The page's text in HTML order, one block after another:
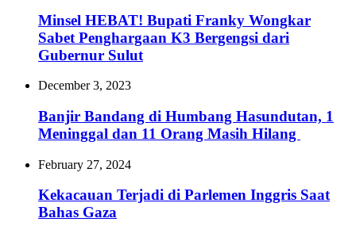
Minsel HEBAT! Bupati Franky Wongkar
Sabet Penghargaan K3 Bergengsi dari
Gubernur Sulut
December 3, 2023
Banjir Bandang di Humbang Hasundutan, 1
Meninggal dan 11 Orang Masih Hilang
February 27, 2024
Kekacauan Terjadi di Parlemen Inggris Saat
Bahas Gaza